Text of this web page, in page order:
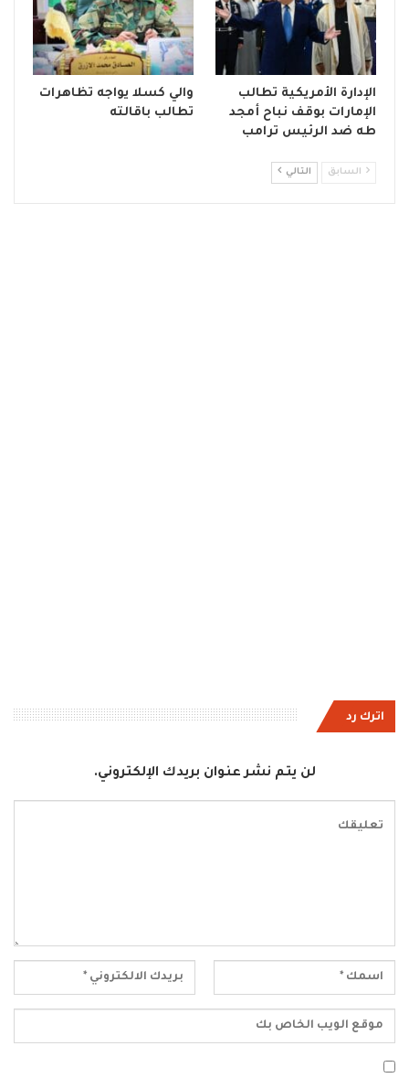
الإدارة الأمريكية تطالب
الإمارات بوقف نباح أمجد
طه ضد الرئيس ترامب
والي كسلا يواجه تظاهرات
تطالب باقالته
السابق التالي
اترك رد
لن يتم نشر عنوان بريدك الإلكتروني.